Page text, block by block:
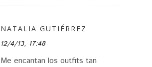
NATALIA GUTIÉRREZ
12/4/13, 17:48
Me encantan los outfits tan